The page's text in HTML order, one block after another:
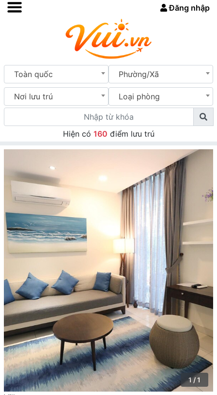
Đăng nhập
Toàn quốc Phường/Xã
Nơi lưu trú Loại phòng
Hiện có 160 điểm lưu trú
1 / 1